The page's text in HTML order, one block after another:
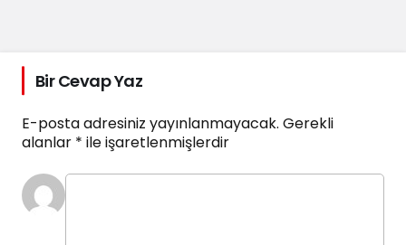
Bir Cevap Yaz
E-posta adresiniz yayınlanmayacak. Gerekli
alanlar * ile işaretlenmişlerdir